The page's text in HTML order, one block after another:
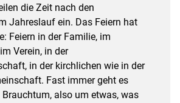
die Zeit nach den
Jahreslauf ein. Das Feiern hat
Feiern in der Familie, im
Verein, in der
in der kirchlichen wie in der
Fast immer geht es
also um etwas, was